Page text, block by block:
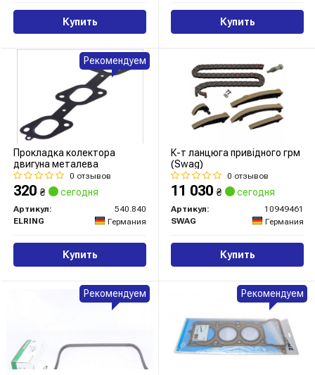
Купить Купить
Прокладка колектора
двигуна металева
0 отзывов
320 ₴ сегодня
Артикул:
540.840
ELRING
Германия
Купить
Рекомендуем
К-т ланцюга привідного грм
(Swag)
0 отзывов
11 030 ₴ сегодня
Артикул:
10949461
SWAG
Германия
Купить
Рекомендуем Рекомендуем